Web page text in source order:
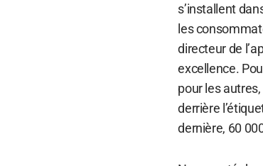
s’installent
les
directeur de
excellence.
pour les
derrière
dernière, 60